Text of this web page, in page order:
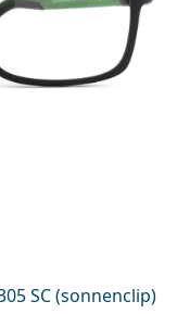
SC (sonnenclip)